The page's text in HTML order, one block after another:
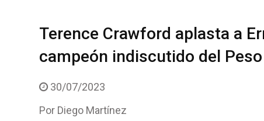
Terence Crawford aplasta a
campeón indiscutido del
30/07/2023
Por Diego Martínez